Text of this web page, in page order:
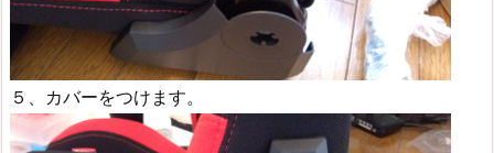
５、カバーをつけます。